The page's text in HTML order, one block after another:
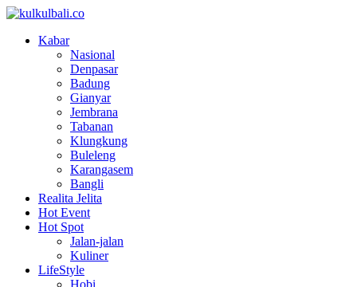
Kabar
Nasional
Denpasar
Badung
Gianyar
Jembrana
Tabanan
Klungkung
Buleleng
Karangasem
Bangli
Realita Jelita
Hot Event
Hot Spot
Jalan-jalan
Kuliner
LifeStyle
Hobi